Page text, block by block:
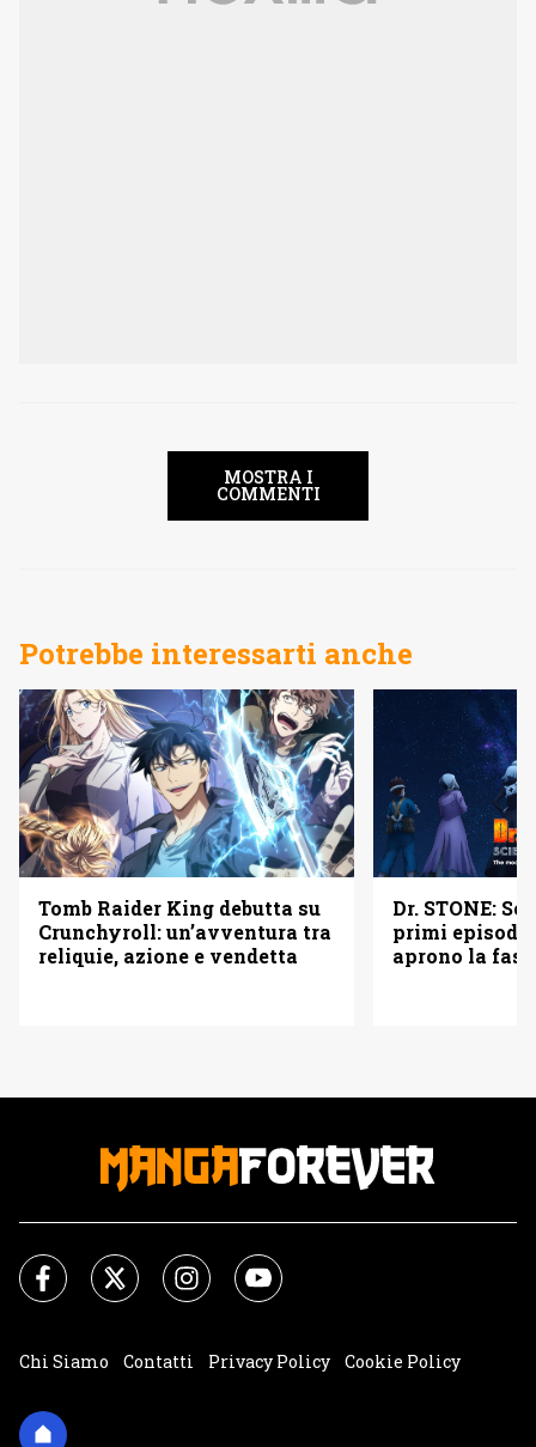
MOSTRA I
COMMENTI
Potrebbe interessarti anche
Tomb Raider King debutta su
Crunchyroll: un’avventura tra
reliquie, azione e vendetta
Dr. STONE:
primi episodi
aprono la
Chi Siamo Contatti Privacy Policy
Cookie Policy